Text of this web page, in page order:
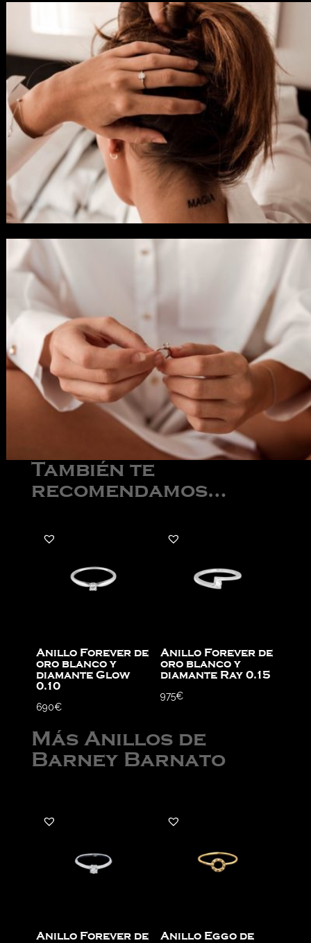
También te
recomendamos…
Anillo Forever de
oro blanco y
diamante Glow
0.10
690€
Anillo Forever de
oro blanco y
diamante Ray 0.15
975€
Más Anillos de
Barney Barnato
Anillo Forever de
Anillo Eggo de